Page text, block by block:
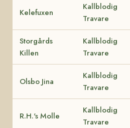
Kelefuxen
Kallblodig
Travare
Storgårds
Killen
Kallblodig
Travare
Olsbo Jina
Kallblodig
Travare
R.H.'s Molle
Kallblodig
Travare